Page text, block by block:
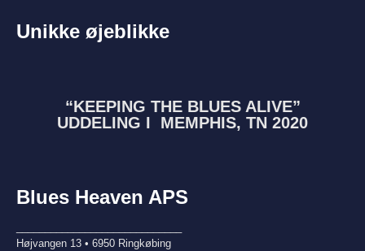
Unikke øjeblikke
“KEEPING THE BLUES ALIVE”
UDDELING I MEMPHIS, TN 2020
Blues Heaven APS
Højvangen 13 • 6950 Ringkøbing